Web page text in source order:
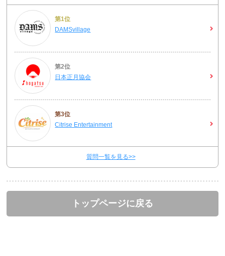
第1位
DAMSvillage
第2位
日本正月協会
第3位
Citrise Entertainment
質問一覧を見る>>
トップページに戻る